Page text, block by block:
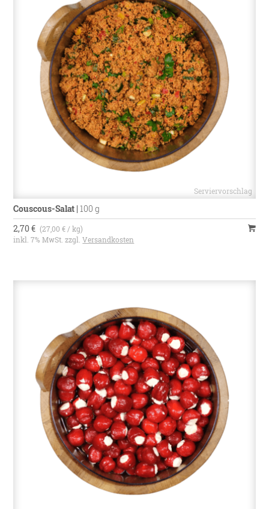
Couscous-Salat |100 g
2,70 € (27,00 € / kg)
inkl. 7% MwSt. zzgl.Versandkosten